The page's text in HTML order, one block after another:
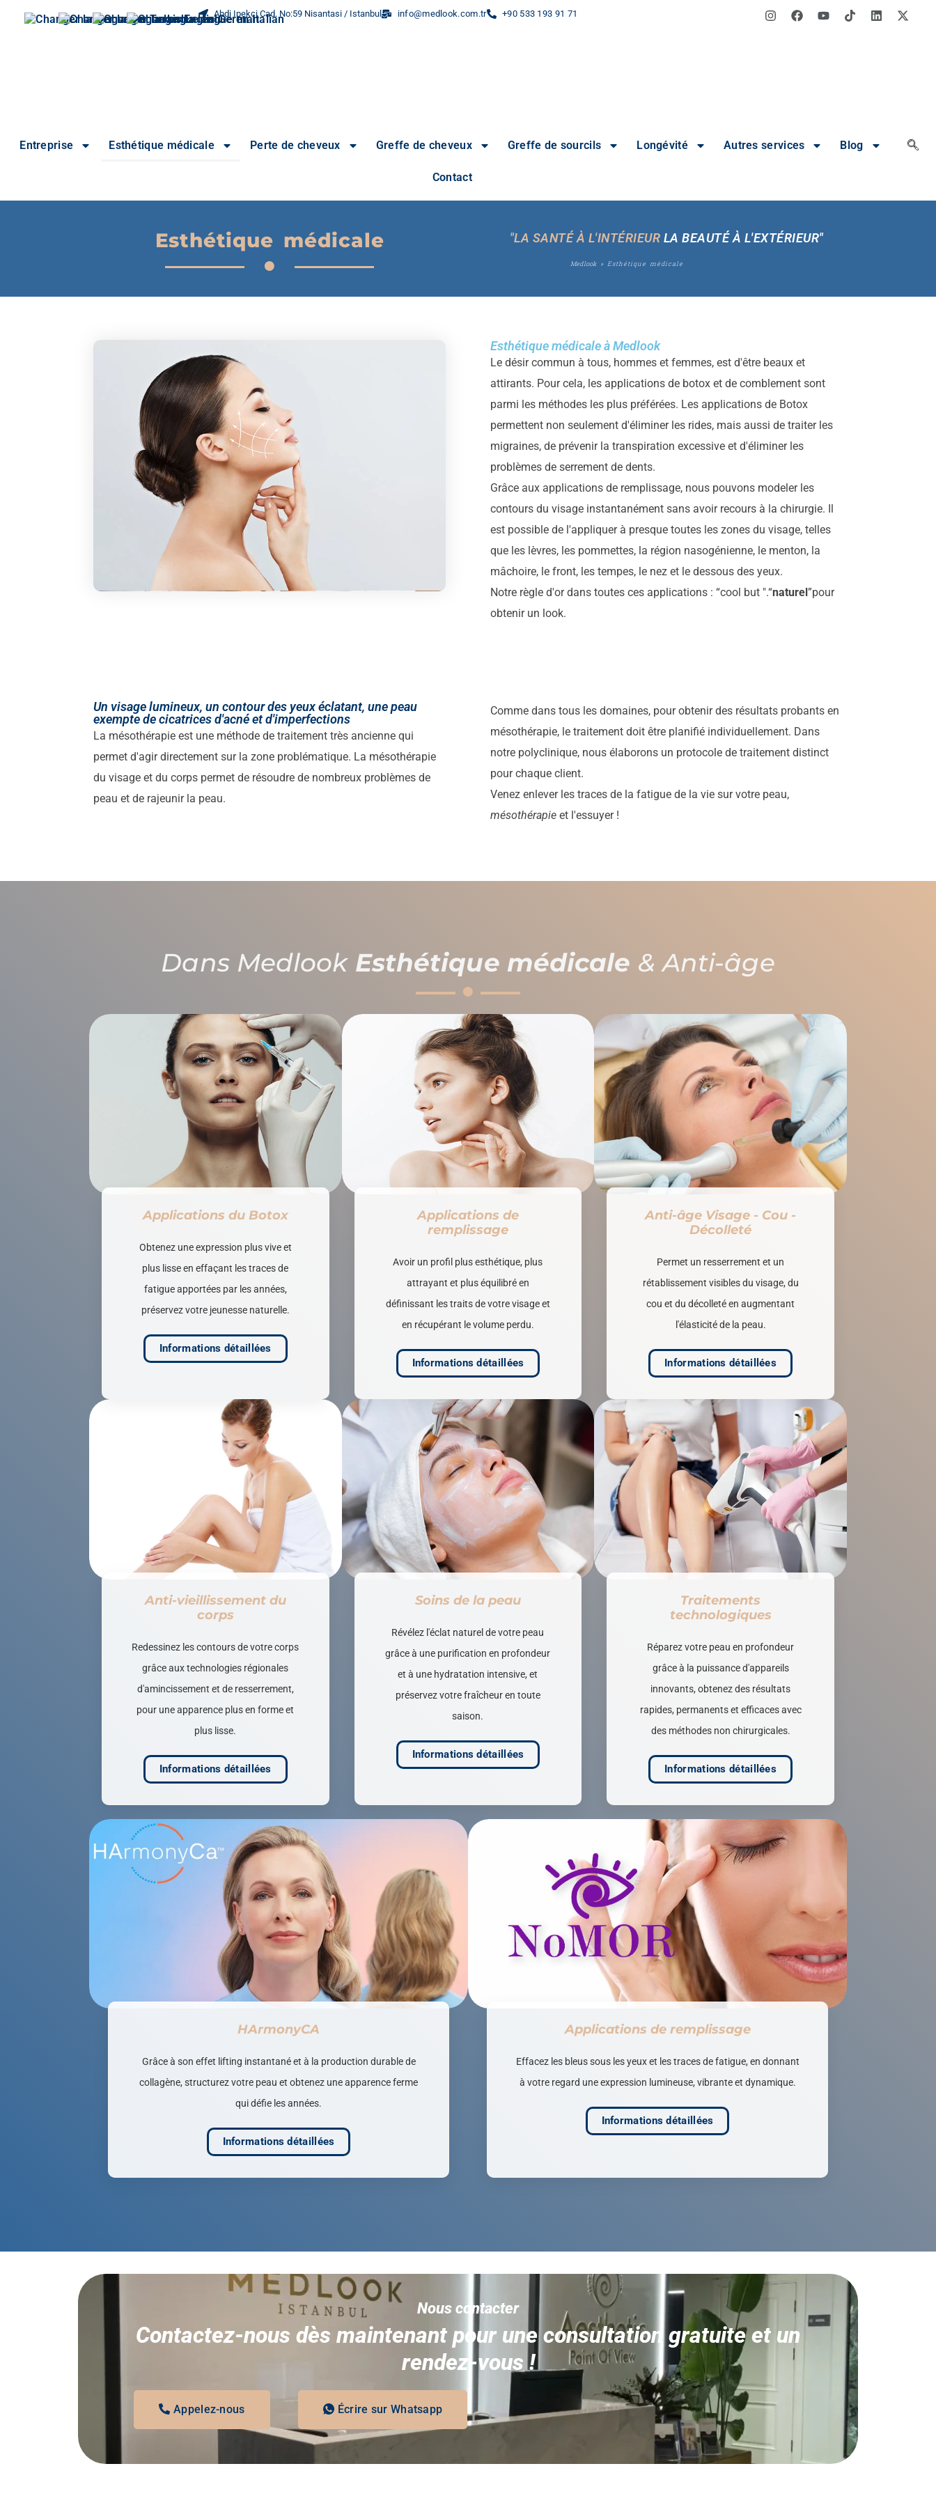
Abdi Ipekci Cad. No:59 Nisantasi / Istanbul info@medlook.com.tr +90 533 193 91 71
Entreprise Esthétique médicale Perte de cheveux Greffe de cheveux Greffe de sourcils Longévité Autres services Blog
Contact
Esthétique médicale "LA SANTÉ À L'INTÉRIEUR LA BEAUTÉ À L'EXTÉRIEUR"
Medlook» Esthétique médicale
Esthétique médicale à Medlook
Le désir commun à tous, hommes et femmes, est d'être beaux et
attirants. Pour cela, les applications de botox et de comblement sont
parmi les méthodes les plus préférées. Les applications de Botox
permettent non seulement d'éliminer les rides, mais aussi de traiter les
migraines, de prévenir la transpiration excessive et d'éliminer les
problèmes de serrement de dents.
Grâce aux applications de remplissage, nous pouvons modeler les
contours du visage instantanément sans avoir recours à la chirurgie. Il
est possible de l'appliquer à presque toutes les zones du visage, telles
que les lèvres, les pommettes, la région nasogénienne, le menton, la
mâchoire, le front, les tempes, le nez et le dessous des yeux.
Notre règle d'or dans toutes ces applications : “cool but ".“naturel”pour
obtenir un look.
Un visage lumineux, un contour des yeux éclatant, une peau
exempte de cicatrices d'acné et d'imperfections
La mésothérapie est une méthode de traitement très ancienne qui
permet d'agir directement sur la zone problématique. La mésothérapie
du visage et du corps permet de résoudre de nombreux problèmes de
peau et de rajeunir la peau.
Comme dans tous les domaines, pour obtenir des résultats probants en
mésothérapie, le traitement doit être planifié individuellement. Dans
notre polyclinique, nous élaborons un protocole de traitement distinct
pour chaque client.
Venez enlever les traces de la fatigue de la vie sur votre peau,
mésothérapie et l'essuyer !
Dans Medlook Esthétique médicale & Anti-âge
Applications du Botox
Obtenez une expression plus vive et
plus lisse en effaçant les traces de
fatigue apportées par les années,
préservez votre jeunesse naturelle.
Informations détaillées
Applications de
remplissage
Avoir un profil plus esthétique, plus
attrayant et plus équilibré en
définissant les traits de votre visage et
en récupérant le volume perdu.
Informations détaillées
Anti-âge Visage - Cou -
Décolleté
Permet un resserrement et un
rétablissement visibles du visage, du
cou et du décolleté en augmentant
l'élasticité de la peau.
Informations détaillées
Anti-vieillissement du
corps
Redessinez les contours de votre corps
grâce aux technologies régionales
d'amincissement et de resserrement,
pour une apparence plus en forme et
plus lisse.
Informations détaillées
Soins de la peau
Révélez l'éclat naturel de votre peau
grâce à une purification en profondeur
et à une hydratation intensive, et
préservez votre fraîcheur en toute
saison.
Informations détaillées
Traitements
technologiques
Réparez votre peau en profondeur
grâce à la puissance d'appareils
innovants, obtenez des résultats
rapides, permanents et efficaces avec
des méthodes non chirurgicales.
Informations détaillées
HArmonyCA
Grâce à son effet lifting instantané et à la production durable de
collagène, structurez votre peau et obtenez une apparence ferme
qui défie les années.
Informations détaillées
Applications de remplissage
Effacez les bleus sous les yeux et les traces de fatigue, en donnant
à votre regard une expression lumineuse, vibrante et dynamique.
Informations détaillées
Nous contacter
Contactez-nous dès maintenant pour une consultation gratuite et un
rendez-vous !
Appelez-nous Écrire sur Whatsapp